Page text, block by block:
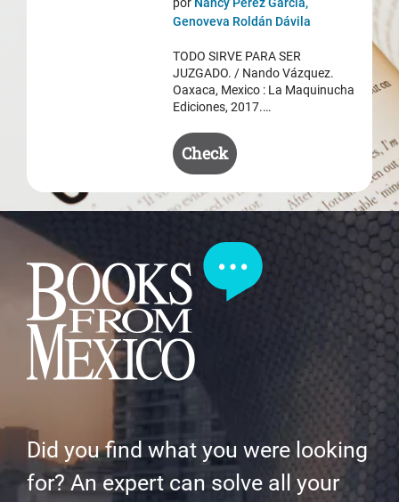
was:
$ 50.50.
is:
$ 35.50.
Genoveva Roldán Dávila
TODO SIRVE PARA SER
JUZGADO. / Nando Vázquez.
Oaxaca, Mexico : La Maquinucha
Ediciones, 2017.…
Check
Did you find what you were looking
for? An expert can solve all your